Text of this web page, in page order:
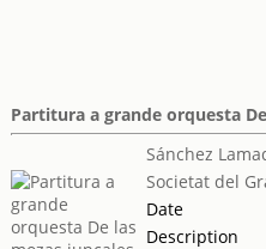
Partitura a grande orquesta
Sánchez
Societat del
Date
Description